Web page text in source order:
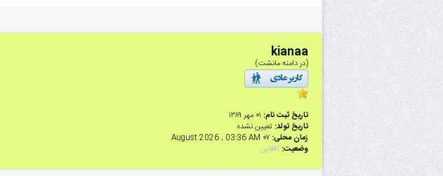
kianaa
(در دامنه مانشت)
تاریخ ثبت نام: ۰۱ مهر ۱۳۸۹
تاریخ تولد: تعیین نشده
زمان محلی: ۰۷ August 2026 , 03:36 AM
وضعیت: آفلاین